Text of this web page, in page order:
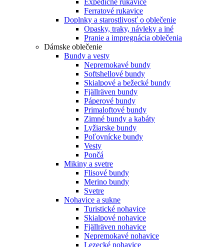
Expedičné rukavice
Ferratové rukavice
Doplnky a starostlivosť o oblečenie
Opasky, traky, návleky a iné
Pranie a impregnácia oblečenia
Dámske oblečenie
Bundy a vesty
Nepremokavé bundy
Softshellové bundy
Skialpové a bežecké bundy
Fjällräven bundy
Páperové bundy
Primaloftové bundy
Zimné bundy a kabáty
Lyžiarske bundy
Poľovnícke bundy
Vesty
Pončá
Mikiny a svetre
Flisové bundy
Merino bundy
Svetre
Nohavice a sukne
Turistické nohavice
Skialpové nohavice
Fjällräven nohavice
Nepremokavé nohavice
Lezecké nohavice